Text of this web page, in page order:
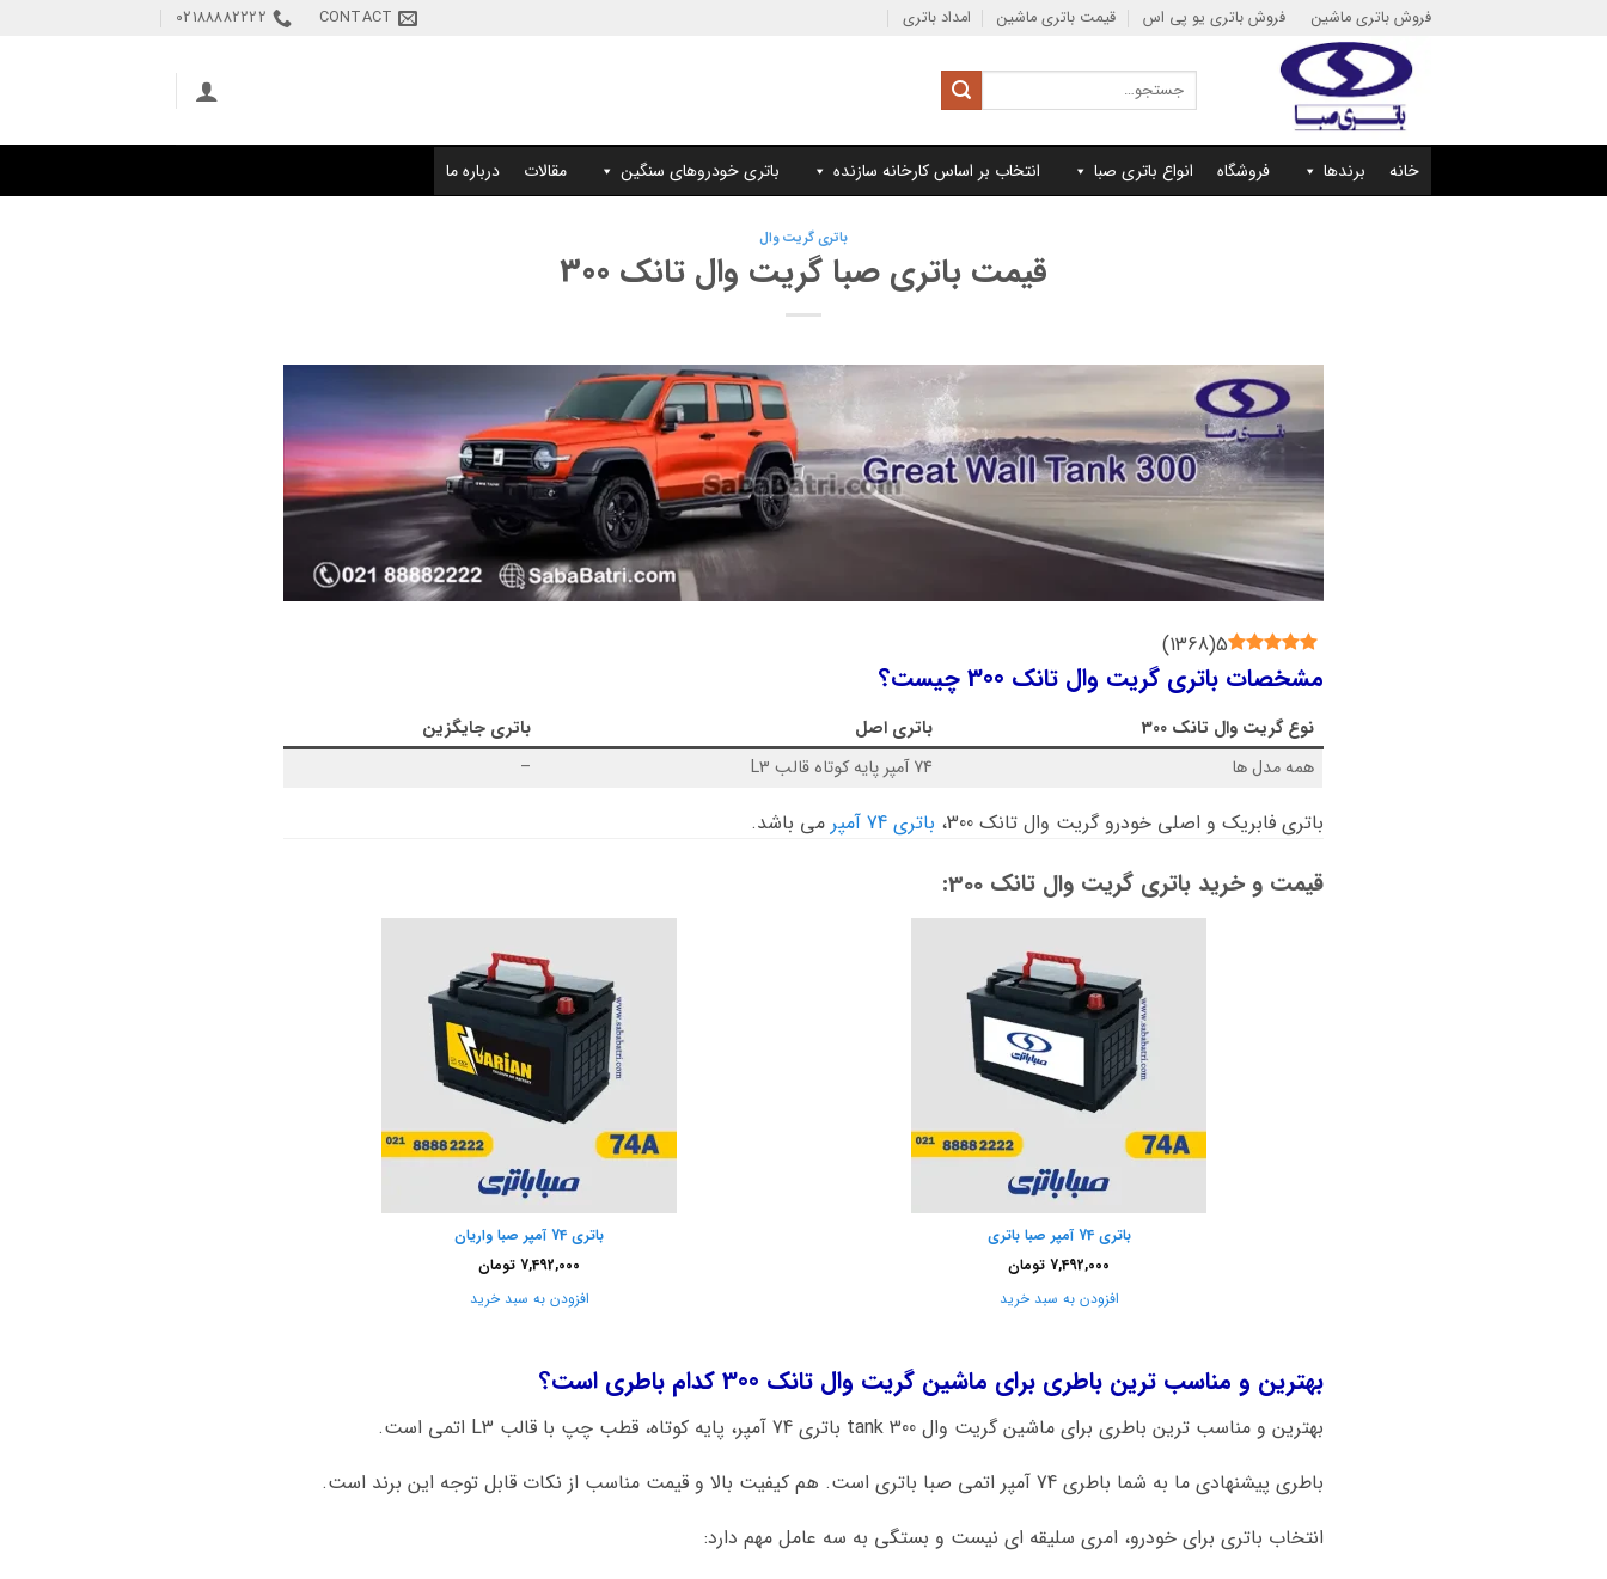
فروش باتری ماشین فروش باتری یو پی اس قیمت باتری ماشین امداد باتری CONTACT
02188882222
جستجو
برای:
خانه برندها فروشگاه انواع باتری صبا انتخاب بر اساس کارخانه سازنده باتری خودروهای سنگین مقالات درباره ما
باتری گریت وال
قیمت باتری صبا گریت وال تانک 300
5
(
1368
)
مشخصات باتری گریت وال تانک 300 چیست؟
نوعگریت وال تانک 300 باتری اصل
باتری جایگزین
همه مدل ها
74 آمپر پایه کوتاه قالب L3 –
باتری فابریک و اصلی خودرو گریت وال تانک 300، باتری 74 آمپر می باشد.
قیمت و خرید باتری گریت وال تانک 300:
باتری 74 آمپر صبا باتری
7,492,000 تومان
افزودن به سبد خرید
باتری 74 آمپر صبا واریان
7,492,000 تومان
افزودن به سبد خرید
بهترین و مناسب ترین باطری برای ماشین گریت وال تانک 300 کدام باطری است؟
بهترین و مناسب ترین باطری برای ماشین گریت وال tank 300 باتری 74 آمپر، پایه کوتاه، قطب چپ با قالب L3 اتمی است.
باطری پیشنهادی ما به شما باطری 74 آمپر اتمی صبا باتری است. هم کیفیت بالا و قیمت مناسب از نکات قابل توجه این برند است.
انتخاب باتری برای خودرو، امری سلیقه ای نیست و بستگی به سه عامل مهم دارد: